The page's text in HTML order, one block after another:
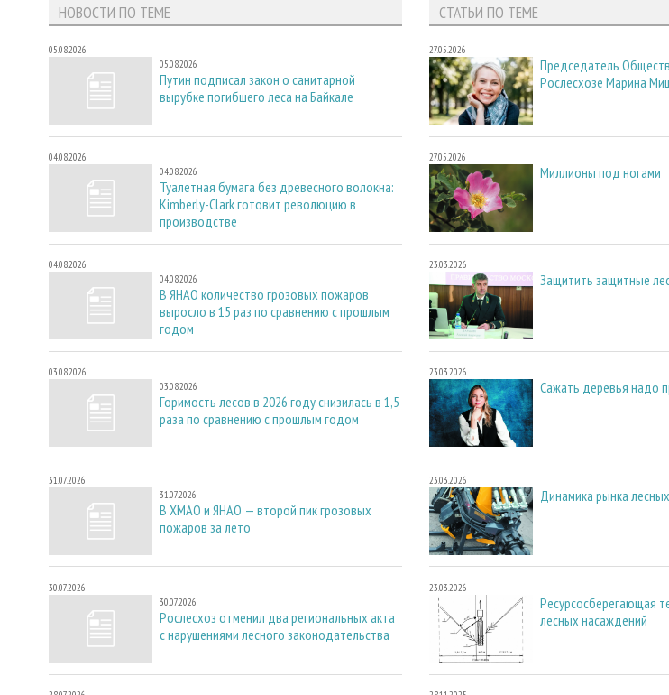
НОВОСТИ ПО ТЕМЕ
05.08.2026
05.08.2026
Путин подписал закон о санитарной
вырубке погибшего леса на Байкале
04.08.2026
04.08.2026
Туалетная бумага без древесного волокна:
Kimberly-Clark готовит революцию в
производстве
04.08.2026
04.08.2026
В ЯНАО количество грозовых пожаров
выросло в 15 раз по сравнению с прошлым
годом
03.08.2026
03.08.2026
Горимость лесов в 2026 году снизилась в 1,5
раза по сравнению с прошлым годом
31.07.2026
31.07.2026
В ХМАО и ЯНАО — второй пик грозовых
пожаров за лето
30.07.2026
30.07.2026
Рослесхоз отменил два региональных акта
с нарушениями лесного законодательства
СТАТЬИ ПО ТЕМЕ
27.05.2026
Председатель
Рослесхозе Марина
27.05.2026
Миллионы под ногами
23.03.2026
Защитить защитные
23.03.2026
Сажать деревья надо
23.03.2026
Динамика рынка
23.03.2026
Ресурсосберегающая
лесных насаждений